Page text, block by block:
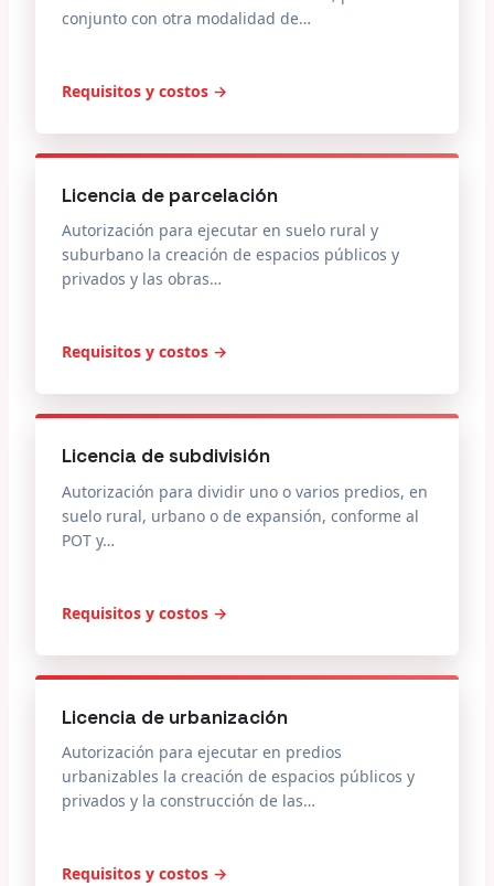
conjunto con otra modalidad de…
Requisitos y costos →
Licencia de parcelación
Autorización para ejecutar en suelo rural y
suburbano la creación de espacios públicos y
privados y las obras…
Requisitos y costos →
Licencia de subdivisión
Autorización para dividir uno o varios predios, en
suelo rural, urbano o de expansión, conforme al
POT y…
Requisitos y costos →
Licencia de urbanización
Autorización para ejecutar en predios
urbanizables la creación de espacios públicos y
privados y la construcción de las…
Requisitos y costos →